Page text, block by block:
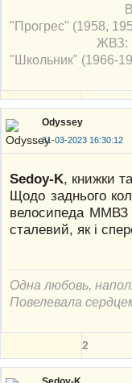
В-541
"Прогрес" (1958,
ЖВЗ: В-849
"Школьник" (1966-
Odyssey
31-03-2023 16:30:12
Sedoy-K, книжки
Щодо заднього
велосипеда ММВЗ
сталевий, як і
Одна любовь,
Повелевала
2